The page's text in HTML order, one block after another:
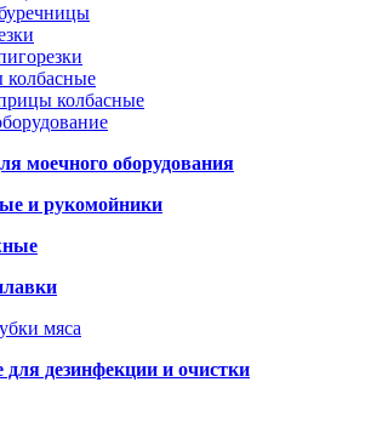
колбасные
моечного оборудования
и рукомойники
мяса
для дезинфекции и очистки